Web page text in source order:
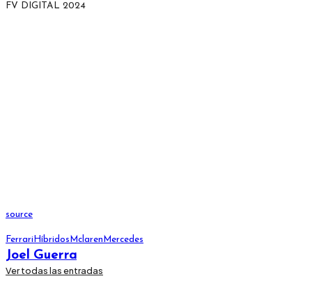
FV DIGITAL 2024
source
Etiquetas:
Ferrari Híbridos Mclaren Mercedes
Joel Guerra
Ver todas las entradas